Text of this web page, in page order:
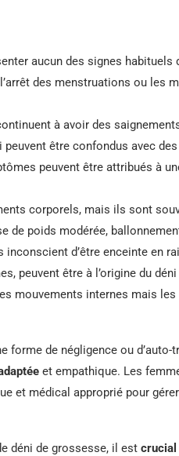
aucun des signes habituels
des menstruations ou les
à avoir des
être confondus avec
peuvent être attribués à
corporels, mais ils sont
de poids modérée,
d’être enceinte en
peuvent être à l’origine du
mouvements internes mais
forme de négligence ou d’auto-
et empathique. Les
et médical approprié pour
déni de grossesse, il est crucial